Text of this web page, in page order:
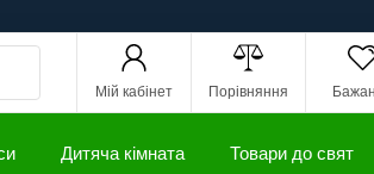
Мій кабінет Порівняння
Дитяча кімната Товари до свят